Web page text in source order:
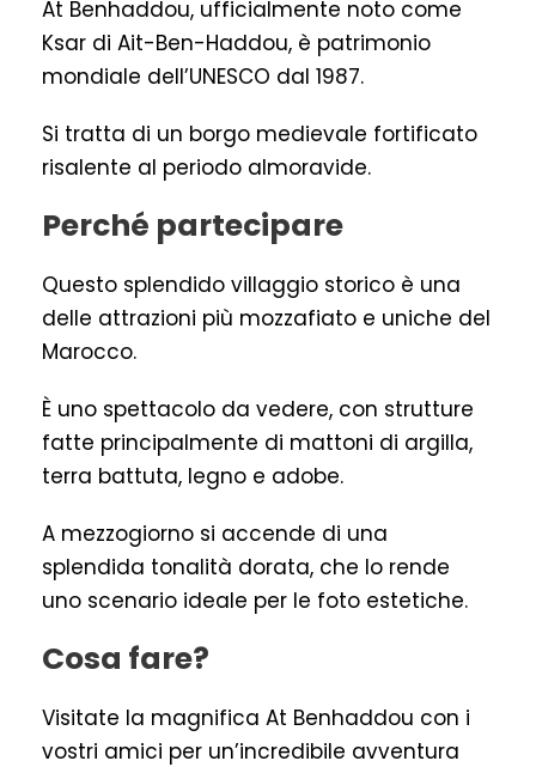
At Benhaddou, ufficialmente noto come
Ksar di Ait-Ben-Haddou, è patrimonio
mondiale dell’UNESCO dal 1987.
Si tratta di un borgo medievale fortificato
risalente al periodo almoravide.
Perché partecipare
Questo splendido villaggio storico è una
delle attrazioni più mozzafiato e uniche del
Marocco.
È uno spettacolo da vedere, con strutture
fatte principalmente di mattoni di argilla,
terra battuta, legno e adobe.
A mezzogiorno si accende di una
splendida tonalità dorata, che lo rende
uno scenario ideale per le foto estetiche.
Cosa fare?
Visitate la magnifica At Benhaddou con i
vostri amici per un’incredibile avventura